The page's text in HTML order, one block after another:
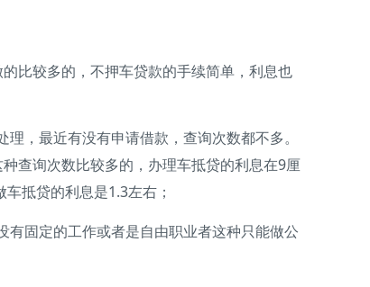
比较多的，不押车贷款的手续简单，利息也
，最近有没有申请借款，查询次数都不多。
查询次数比较多的，办理车抵贷的利息在9厘
抵贷的利息是1.3左右；
固定的工作或者是自由职业者这种只能做公